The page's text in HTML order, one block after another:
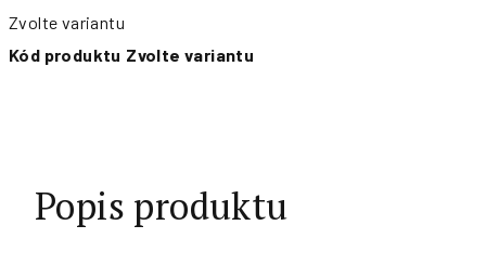
Zvolte variantu
Kód produktu Zvolte variantu
Popis produktu